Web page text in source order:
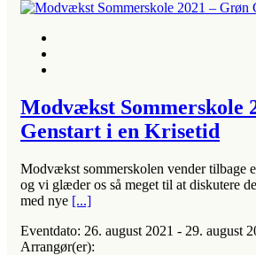
Modvækst Sommerskole
Genstart i en Krisetid
Modvækst sommerskolen vender tilbage
og vi glæder os så meget til at diskutere
med nye [...]
Eventdato: 26. august 2021 - 29. august
Arrangør(er):